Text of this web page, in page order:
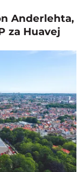
Anderlehta,
za Huavej